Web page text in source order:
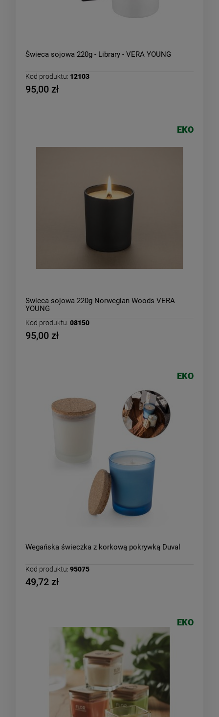
Świeca sojowa 220g - Library - VERA YOUNG
Kod produktu: 12103
95,00 zł
Świeca sojowa 220g Norwegian Woods VERA
YOUNG
Kod produktu: 08150
95,00 zł
EKO
Wegańska świeczka z korkową pokrywką Duval
Kod produktu: 95075
49,72 zł
EKO
EKO